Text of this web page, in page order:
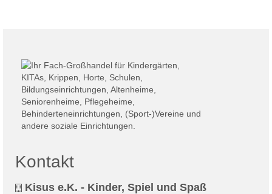
Kontakt
Kisus e.K. - Kinder, Spiel und Spaß